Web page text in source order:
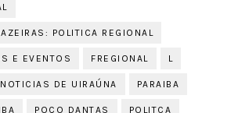
POLITICA REGIONAL
E EVENTOS FREGIONAL L
NOTICIAS DE UIRAÚNA PARAIBA
POÇO DANTAS POLITCA